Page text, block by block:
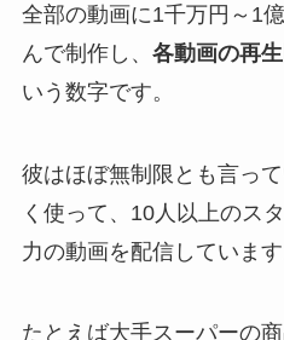
全部の動画に1千万円～1
んで制作し、 各動画の再
いう数字です。
彼はほぼ無制限とも言っ
く使って、10人以上のス
力の動画を配信しています
たとえば大手スーパーの